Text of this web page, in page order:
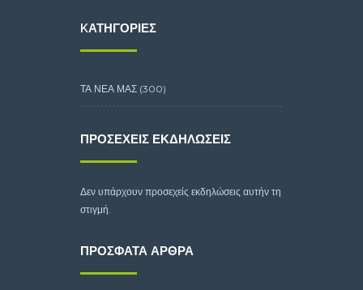
KΑΤΗΓΟΡΊΕΣ
ΤΑ ΝΕΑ ΜΑΣ (300)
ΠΡΟΣΕΧΕΊΣ ΕΚΔΗΛΏΣΕΙΣ
Δεν υπάρχουν προσεχείς εκδηλώσεις αυτήν τη
στιγμή.
ΠΡΌΣΦΑΤΑ ΆΡΘΡΑ